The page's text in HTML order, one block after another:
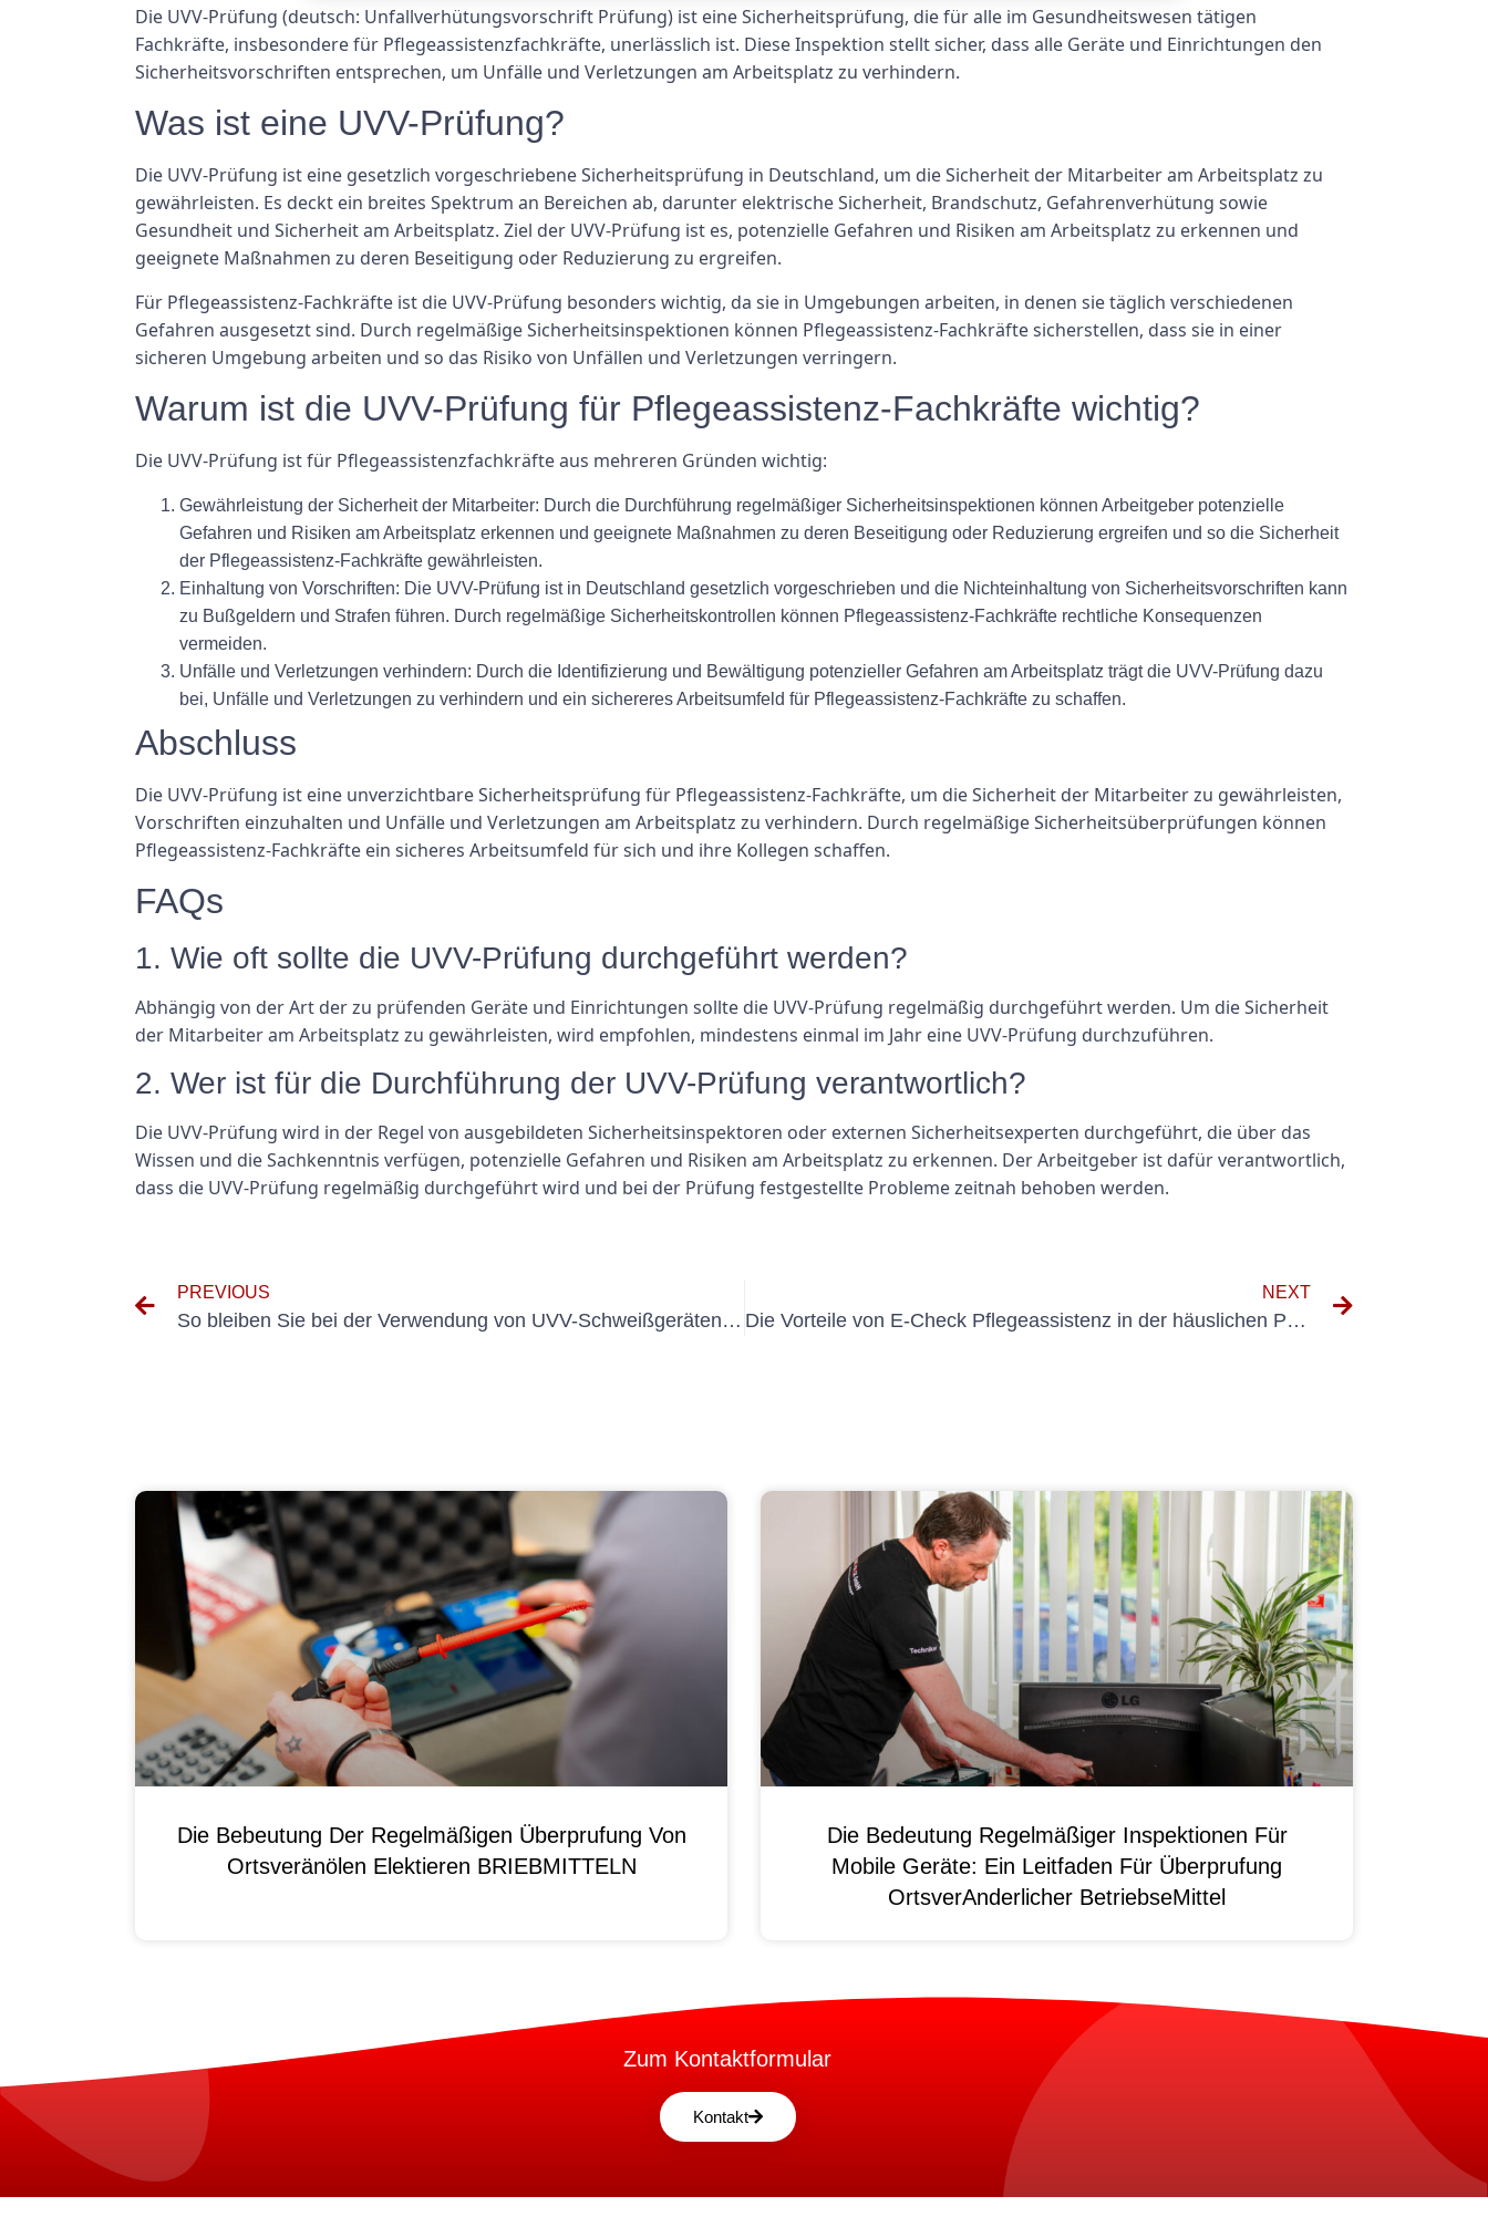
Die UVV-Prüfung (deutsch: Unfallverhütungsvorschrift Prüfung) ist eine Sicherheitsprüfung, die für alle im Gesundheitswesen tätigen
Fachkräfte, insbesondere für Pflegeassistenzfachkräfte, unerlässlich ist. Diese Inspektion stellt sicher, dass alle Geräte und Einrichtungen den
Sicherheitsvorschriften entsprechen, um Unfälle und Verletzungen am Arbeitsplatz zu verhindern.
Was ist eine UVV-Prüfung?
Die UVV-Prüfung ist eine gesetzlich vorgeschriebene Sicherheitsprüfung in Deutschland, um die Sicherheit der Mitarbeiter am Arbeitsplatz zu
gewährleisten. Es deckt ein breites Spektrum an Bereichen ab, darunter elektrische Sicherheit, Brandschutz, Gefahrenverhütung sowie
Gesundheit und Sicherheit am Arbeitsplatz. Ziel der UVV-Prüfung ist es, potenzielle Gefahren und Risiken am Arbeitsplatz zu erkennen und
geeignete Maßnahmen zu deren Beseitigung oder Reduzierung zu ergreifen.
Für Pflegeassistenz-Fachkräfte ist die UVV-Prüfung besonders wichtig, da sie in Umgebungen arbeiten, in denen sie täglich verschiedenen
Gefahren ausgesetzt sind. Durch regelmäßige Sicherheitsinspektionen können Pflegeassistenz-Fachkräfte sicherstellen, dass sie in einer
sicheren Umgebung arbeiten und so das Risiko von Unfällen und Verletzungen verringern.
Warum ist die UVV-Prüfung für Pflegeassistenz-Fachkräfte wichtig?
Die UVV-Prüfung ist für Pflegeassistenzfachkräfte aus mehreren Gründen wichtig:
Gewährleistung der Sicherheit der Mitarbeiter: Durch die Durchführung regelmäßiger Sicherheitsinspektionen können Arbeitgeber potenzielle
Gefahren und Risiken am Arbeitsplatz erkennen und geeignete Maßnahmen zu deren Beseitigung oder Reduzierung ergreifen und so die Sicherheit
der Pflegeassistenz-Fachkräfte gewährleisten.
Einhaltung von Vorschriften: Die UVV-Prüfung ist in Deutschland gesetzlich vorgeschrieben und die Nichteinhaltung von Sicherheitsvorschriften kann
zu Bußgeldern und Strafen führen. Durch regelmäßige Sicherheitskontrollen können Pflegeassistenz-Fachkräfte rechtliche Konsequenzen
vermeiden.
Unfälle und Verletzungen verhindern: Durch die Identifizierung und Bewältigung potenzieller Gefahren am Arbeitsplatz trägt die UVV-Prüfung dazu
bei, Unfälle und Verletzungen zu verhindern und ein sichereres Arbeitsumfeld für Pflegeassistenz-Fachkräfte zu schaffen.
Abschluss
Die UVV-Prüfung ist eine unverzichtbare Sicherheitsprüfung für Pflegeassistenz-Fachkräfte, um die Sicherheit der Mitarbeiter zu gewährleisten,
Vorschriften einzuhalten und Unfälle und Verletzungen am Arbeitsplatz zu verhindern. Durch regelmäßige Sicherheitsüberprüfungen können
Pflegeassistenz-Fachkräfte ein sicheres Arbeitsumfeld für sich und ihre Kollegen schaffen.
FAQs
1. Wie oft sollte die UVV-Prüfung durchgeführt werden?
Abhängig von der Art der zu prüfenden Geräte und Einrichtungen sollte die UVV-Prüfung regelmäßig durchgeführt werden. Um die Sicherheit
der Mitarbeiter am Arbeitsplatz zu gewährleisten, wird empfohlen, mindestens einmal im Jahr eine UVV-Prüfung durchzuführen.
2. Wer ist für die Durchführung der UVV-Prüfung verantwortlich?
Die UVV-Prüfung wird in der Regel von ausgebildeten Sicherheitsinspektoren oder externen Sicherheitsexperten durchgeführt, die über das
Wissen und die Sachkenntnis verfügen, potenzielle Gefahren und Risiken am Arbeitsplatz zu erkennen. Der Arbeitgeber ist dafür verantwortlich,
dass die UVV-Prüfung regelmäßig durchgeführt wird und bei der Prüfung festgestellte Probleme zeitnah behoben werden.
PREVIOUS
So bleiben Sie bei der Verwendung von UVV-Schweißgeräten sicher
NEXT
Die Vorteile von E-Check Pflegeassistenz in der häuslichen Pflege
Die Bebeutung Der Regelmäßigen Überprufung Von
Ortsveränölen Elektieren BRIEBMITTELN
Die Bedeutung Regelmäßiger Inspektionen Für
Mobile Geräte: Ein Leitfaden Für Überprufung
OrtsverAnderlicher BetriebseMittel
Zum Kontaktformular
Kontakt